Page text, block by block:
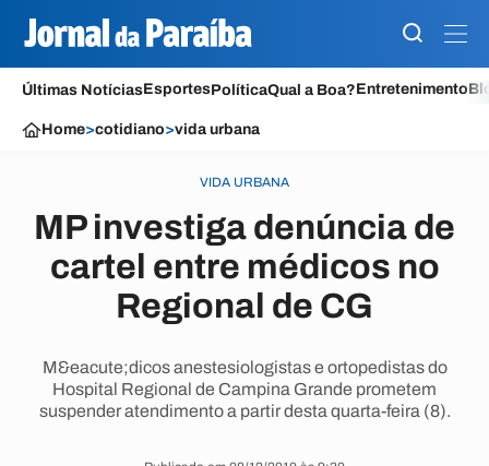
Últimas NotíciasEsportesPolíticaQual a Boa?Entretenimento
Home>cotidiano>vida urbana
VIDA URBANA
MP investiga denúncia de
cartel entre médicos no
Regional de CG
M&eacute;dicos anestesiologistas e ortopedistas do
Hospital Regional de Campina Grande prometem
suspender atendimento a partir desta quarta-feira (8).